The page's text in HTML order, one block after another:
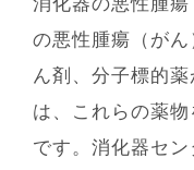
の悪性腫瘍（が
ん剤、分⼦標的
は、これらの薬
です。消化器セ